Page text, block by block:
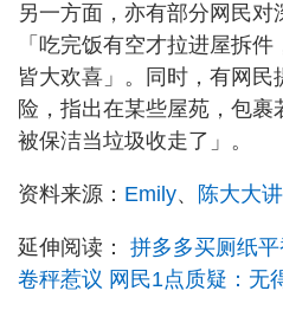
另一方面，亦有部分网民
「吃完饭有空才拉进屋拆
皆大欢喜」。同时，有网
险，指出在某些屋苑，包
被保洁当垃圾收走了」。
资料来源： Emily、 陈大大
延伸阅读： 拼多多买厕纸
卷秤惹议 网民1点质疑：无